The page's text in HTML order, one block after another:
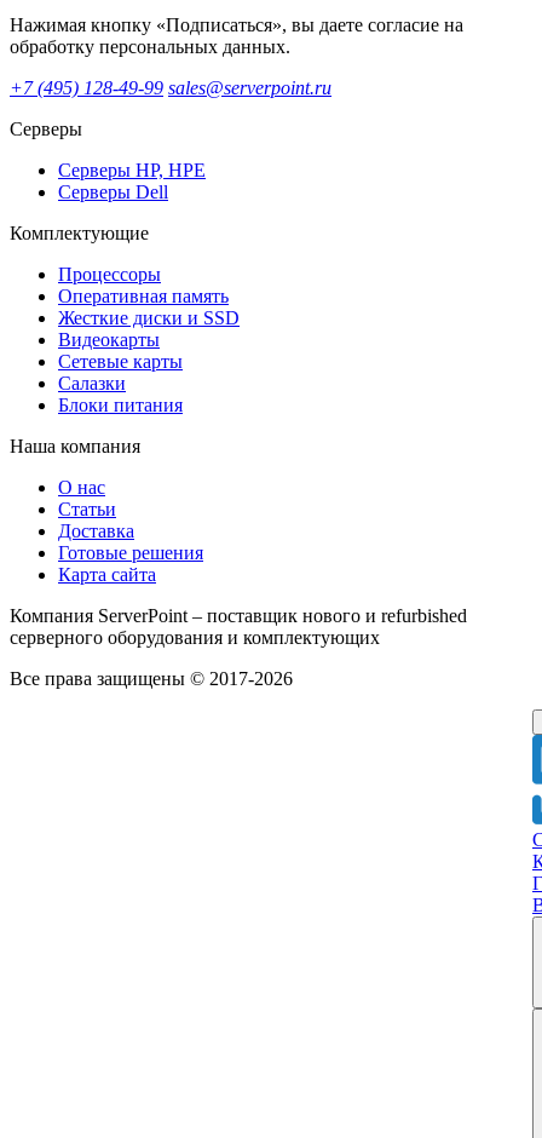
Нажимая кнопку «Подписаться», вы даете согласие на
обработку персональных данных.
+7 (495) 128-49-99 sales@serverpoint.ru
Серверы
Серверы HP, HPE
Серверы Dell
Комплектующие
Процессоры
Оперативная память
Жесткие диски и SSD
Видеокарты
Сетевые карты
Салазки
Блоки питания
Наша компания
О нас
Статьи
Доставка
Готовые решения
Карта сайта
Компания ServerPoint – поставщик нового и refurbished
серверного оборудования и комплектующих
Все права защищены © 2017-2026